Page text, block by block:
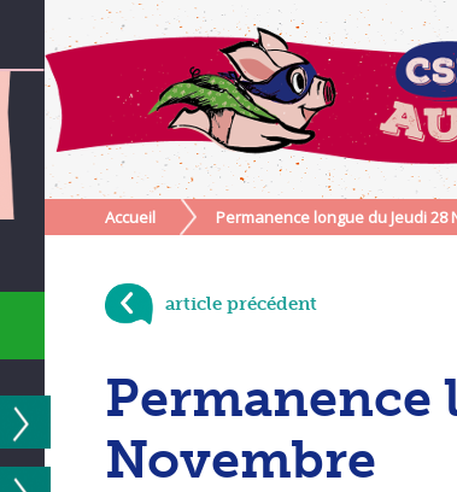
Accueil Permanence longue du Jeudi 28
article précédent
Permanence
Novembre